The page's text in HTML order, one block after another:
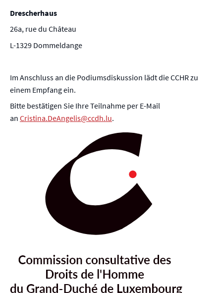
Drescherhaus
26a, rue du Château
L-1329 Dommeldange
Im Anschluss an die Podiumsdiskussion lädt die CCHR zu
einem Empfang ein.
Bitte bestätigen Sie Ihre Teilnahme per E-Mail
an Cristina.DeAngelis@ccdh.lu.